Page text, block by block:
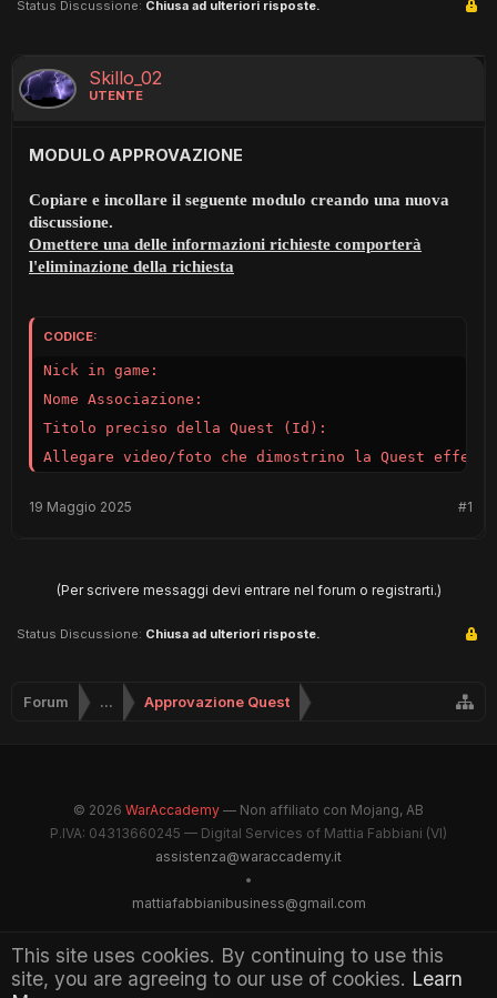
This site uses cookies. By continuing to use this
site, you are agreeing to our use of cookies. Learn
Status Discussione: Chiusa ad ulteriori risposte.
Skillo_02
UTENTE
MODULO APPROVAZIONE
Copiare e incollare il seguente modulo creando una nuova
discussione.
Omettere una delle informazioni richieste comporterà
l'eliminazione della richiesta
CODICE:
Nick in game:
Nome Associazione:
Titolo preciso della Quest (Id):
#1
19 Maggio 2025
(Per scrivere messaggi devi entrare nel forum o registrarti.)
Status Discussione: Chiusa ad ulteriori risposte.
Forum ... Approvazione Quest
© 2026 WarAccademy — Non affiliato con Mojang, AB
P.IVA: 04313660245 — Digital Services of Mattia Fabbiani (VI)
assistenza@waraccademy.it
•
mattiafabbianibusiness@gmail.com
@GhostFabbyz
Maintained by WarAccademy Administrators